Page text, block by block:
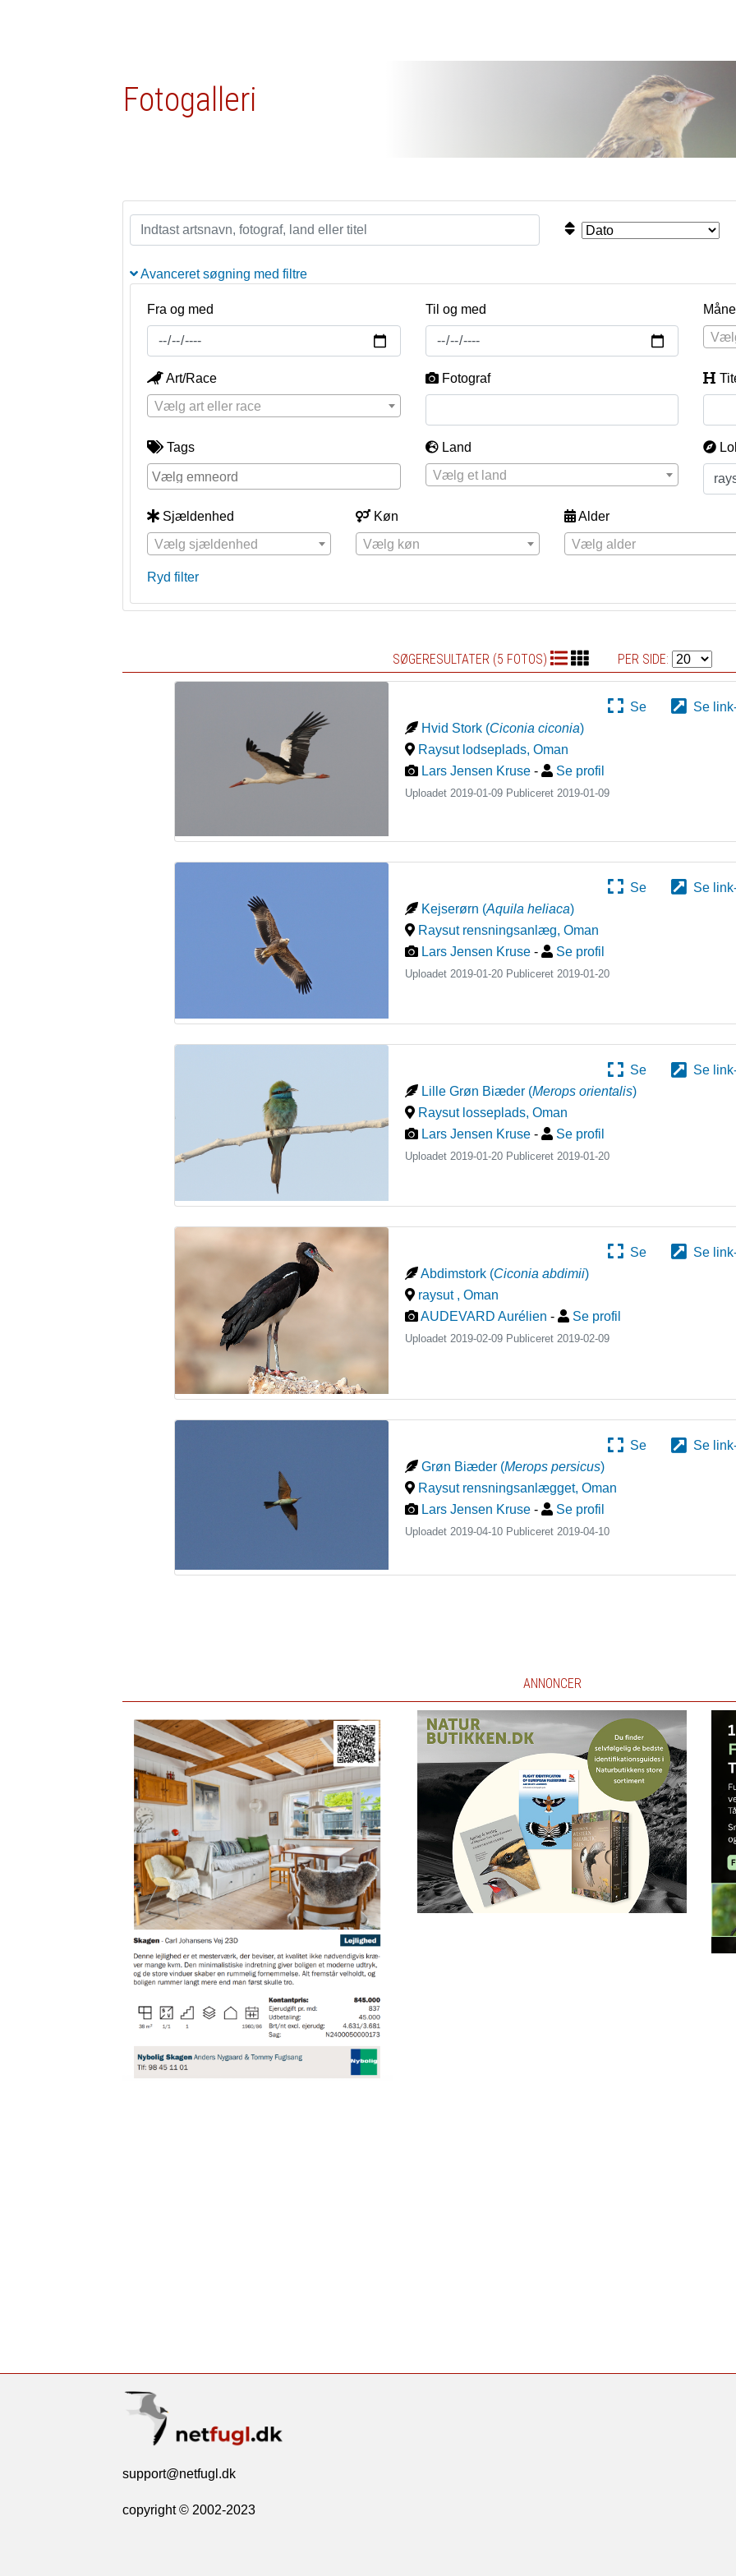
Fotogalleri
Avanceret søgning med filtre
Fra og med Til og med
Art/Race
Vælg art eller race
Fotograf
Tags
Land
Vælg et land
Sjældenhed
Vælg sjældenhed
Køn
Vælg køn
Alder
Vælg alder
Ryd filter
SØGERESULTATER (5 FOTOS) PER SIDE:
Se
Se
Hvid Stork (Ciconia ciconia)
Raysut lodseplads,Oman
Lars Jensen Kruse - Se profil
Uploadet 2019-01-09 Publiceret2019-01-09
Se
Se
Kejserørn (Aquila heliaca)
Raysut rensningsanlæg,Oman
Lars Jensen Kruse - Se profil
Uploadet 2019-01-20 Publiceret 2019-01-20
Se
Se
Lille Grøn Biæder (Merops orientalis)
Raysut losseplads,Oman
Lars Jensen Kruse - Se profil
Uploadet 2019-01-20 Publiceret2019-01-20
Se
Se
Abdimstork (Ciconia abdimii)
raysut ,Oman
AUDEVARD Aurélien - Se profil
Uploadet 2019-02-09 Publiceret 2019-02-09
Se
Se
Grøn Biæder (Merops persicus)
Raysut rensningsanlægget,Oman
Lars Jensen Kruse - Se profil
Uploadet 2019-04-10 Publiceret2019-04-10
ANNONCER
support@netfugl.dk
copyright © 2002-2023